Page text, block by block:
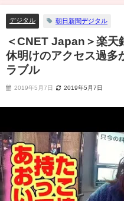
デジタル 朝日新聞デジタル
＜CNET Japan＞楽天
休明けのアクセス過多
ラブル
2019年5月7日 2019年5月7日